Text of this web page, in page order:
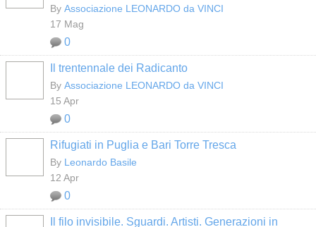
By Associazione LEONARDO da VINCI
17 Mag
0
Il trentennale dei Radicanto
By Associazione LEONARDO da VINCI
15 Apr
0
Rifugiati in Puglia e Bari Torre Tresca
By Leonardo Basile
12 Apr
0
Il filo invisibile. Sguardi. Artisti. Generazioni in